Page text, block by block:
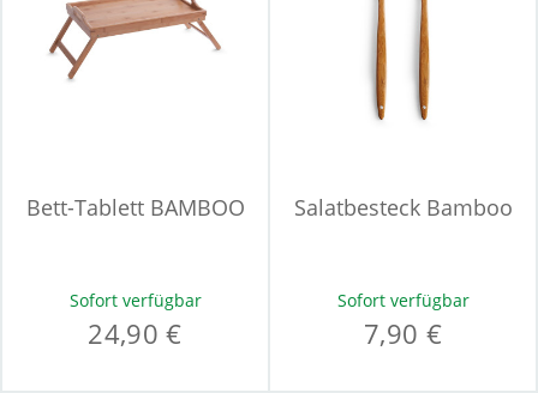
Bett-Tablett BAMBOO
Sofort verfügbar
24,90 €
Salatbesteck Bamboo
Sofort verfügbar
7,90 €